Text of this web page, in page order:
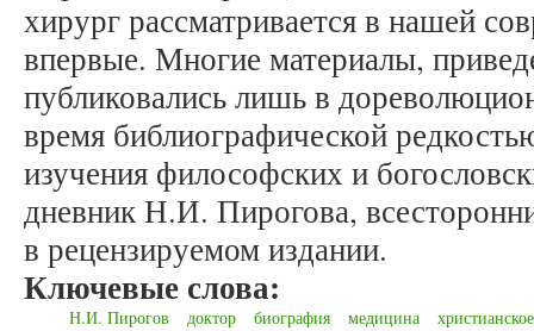
хирург рассматривается в нашей
впервые. Многие материалы,
публиковались лишь в
время библиографической
изучения философских и
дневник Н.И. Пирогова,
в рецензируемом издании.
Ключевые слова:
Н.И. Пирогов доктор биография медицина